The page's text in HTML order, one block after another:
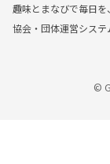
趣味とまなびで毎日を
協会・団体運営システ
©